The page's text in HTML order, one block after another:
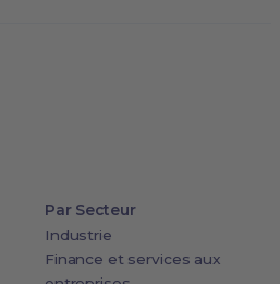
Par Secteur
Industrie
Finance et services aux